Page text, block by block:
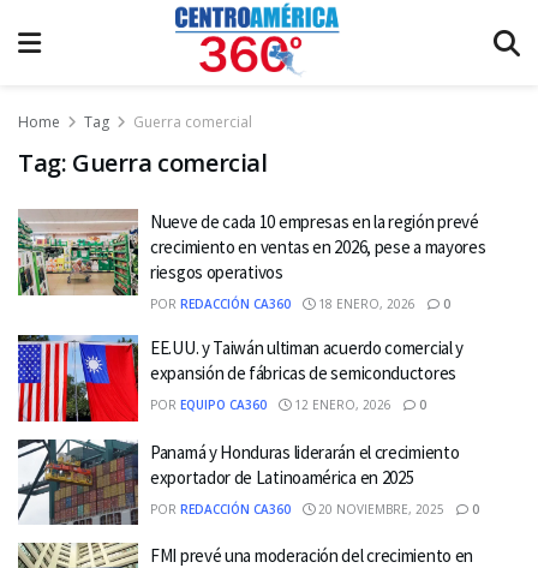
Home Tag Guerra comercial
Tag: Guerra comercial
Nueve de cada 10 empresas en la región prevé
crecimiento en ventas en 2026, pese a mayores
riesgos operativos
POR REDACCIÓN CA360 18 ENERO, 2026 0
EE.UU. y Taiwán ultiman acuerdo comercial y
expansión de fábricas de semiconductores
POR EQUIPO CA360 12 ENERO, 2026 0
Panamá y Honduras liderarán el crecimiento
exportador de Latinoamérica en 2025
POR REDACCIÓN CA360 20 NOVIEMBRE, 2025 0
FMI prevé una moderación del crecimiento en